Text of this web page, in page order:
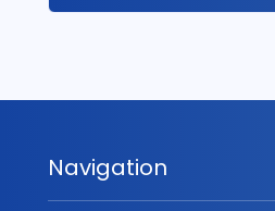
Navigation